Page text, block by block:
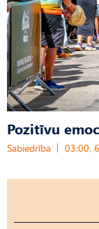
Pozitīvu
Sabiedrība 03:00,